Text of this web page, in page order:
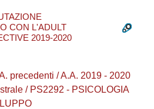
CON L'ADULT
2019-2020
precedenti / A.A. 2019 - 2020
/ PS2292 - PSICOLOGIA